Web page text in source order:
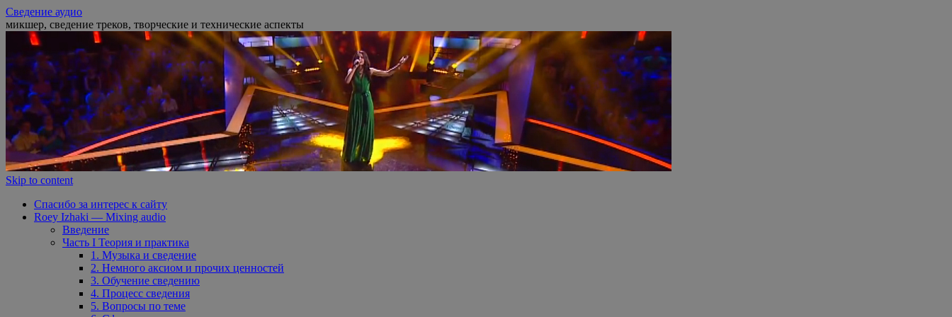
Сведение аудио
микшер, сведение треков, творческие и технические аспекты
Skip to content
Спасибо за интерес к сайту
Roey Izhaki — Mixing audio
Введение
Часть I Теория и практика
1. Музыка и сведение
2. Немного аксиом и прочих ценностей
3. Обучение сведению
4. Процесс сведения
5. Вопросы по теме